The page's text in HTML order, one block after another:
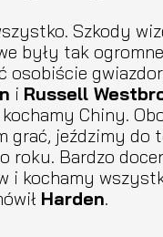
Szkody
były tak
osobiście
i Russell
Chiny.
grać, jeździmy do
roku. Bardzo
i kochamy
Harden.